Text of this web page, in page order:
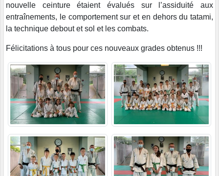
nouvelle ceinture étaient évalués sur l’assiduité aux
entraînements, le comportement sur et en dehors du tatami,
la technique debout et sol et les combats.
Félicitations à tous pour ces nouveaux grades obtenus !!!